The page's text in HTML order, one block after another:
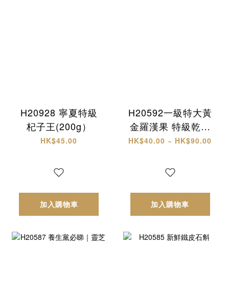
H20928 寧夏特級
杞子王(200g）
HK$45.00
加入購物車
H20592一級特大黃
金羅漢果 特級乾椰
片
HK$40.00 ~ HK$90.00
加入購物車